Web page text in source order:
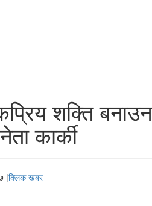
शक्ति बनाउन
कार्की
|क्लिक खबर